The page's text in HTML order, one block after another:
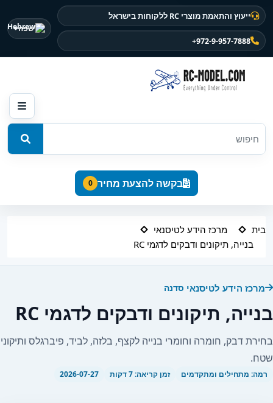
ייעוץ והתאמת מוצרי RC ללקוחות בישראל
+972-9-957-7888
שפה
בקשה להצעת מחיר 0
בית
מרכז הידע לטיסנאי
בנייה, תיקונים ודבקים לדגמי RC
מרכז הידע לטיסנאי סדנה
בנייה, תיקונים ודבקים לדגמי RC
בחירת דבק, חומרה וחומרי בנייה לקצף, בלזה, לביד, פיברגלס ותיקוני
שטח.
רמה: מתחילים ומתקדמים זמן קריאה: 7 דקות 2026-07-27